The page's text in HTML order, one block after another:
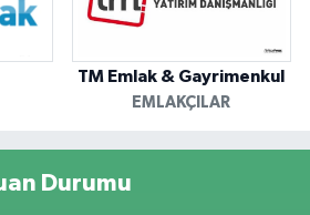
TM Emlak & Gayrimenkul
EMLAKÇILAR
Durumu